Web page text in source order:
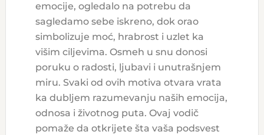
emocije, ogledalo na potrebu da
sagledamo sebe iskreno, dok orao
simbolizuje moć, hrabrost i uzlet ka
višim ciljevima. Osmeh u snu donosi
poruku o radosti, ljubavi i unutrašnjem
miru. Svaki od ovih motiva otvara vrata
ka dubljem razumevanju naših emocija,
odnosa i životnog puta. Ovaj vodič
pomaže da otkrijete šta vaša podsvest